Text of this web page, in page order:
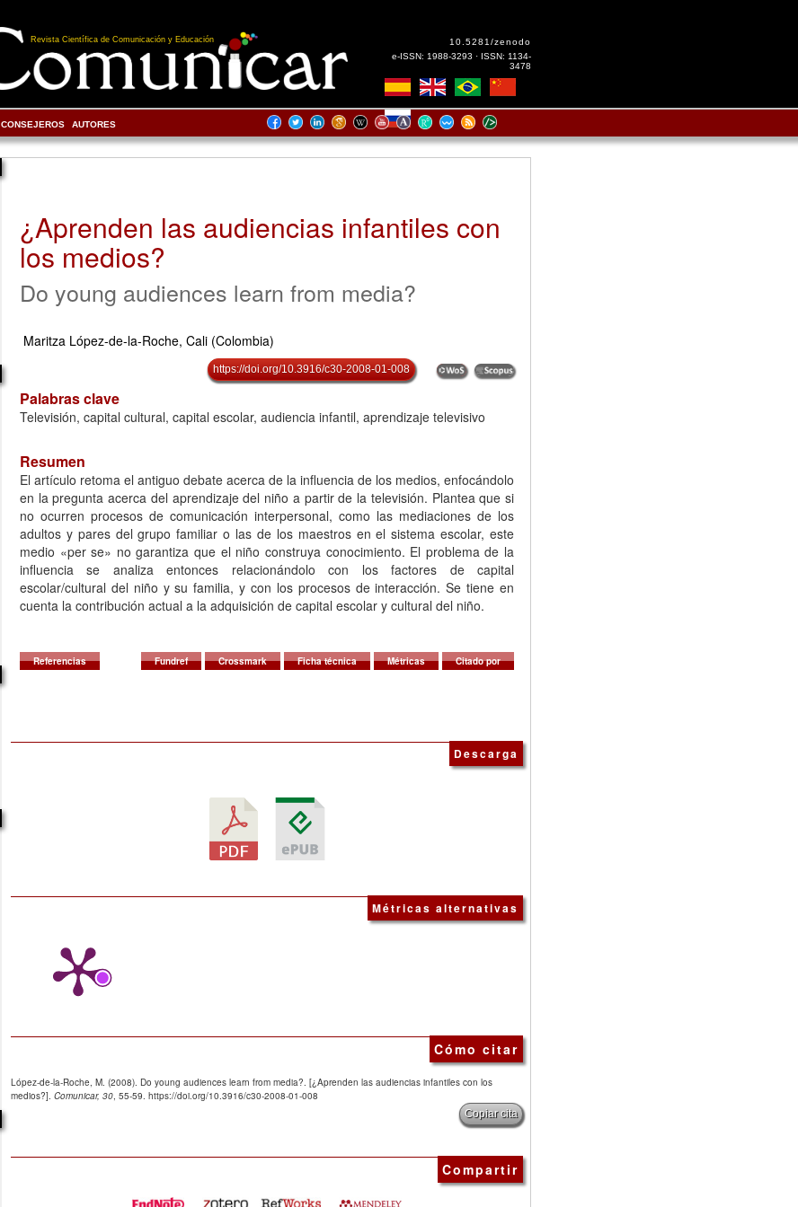
Revista Científica de Comunicación y Educación
10.5281/zenodo
e-ISSN: 1988-3293 · ISSN: 1134-
3478
CONSEJEROS AUTORES
¿Aprenden las audiencias infantiles con
los medios?
Do young audiences learn from media?
Maritza López-de-la-Roche, Cali (Colombia)
https://doi.org/10.3916/c30-2008-01-008
Palabras clave
Televisión, capital cultural, capital escolar, audiencia infantil, aprendizaje televisivo
Resumen
El artículo retoma el antiguo debate acerca de la influencia de los medios, enfocándolo
en la pregunta acerca del aprendizaje del niño a partir de la televisión. Plantea que si
no ocurren procesos de comunicación interpersonal, como las mediaciones de los
adultos y pares del grupo familiar o las de los maestros en el sistema escolar, este
medio «per se» no garantiza que el niño construya conocimiento. El problema de la
influencia se analiza entonces relacionándolo con los factores de capital
escolar/cultural del niño y su familia, y con los procesos de interacción. Se tiene en
cuenta la contribución actual a la adquisición de capital escolar y cultural del niño.
Referencias Fundref Crossmark Ficha técnica Métricas Citado por
Descarga
Métricas alternativas
Cómo citar
López-de-la-Roche, M. (2008). Do young audiences learn from media?. [¿Aprenden las audiencias infantiles con los
medios?]. Comunicar, 30, 55-59. https://doi.org/10.3916/c30-2008-01-008
Copiar cita
Compartir